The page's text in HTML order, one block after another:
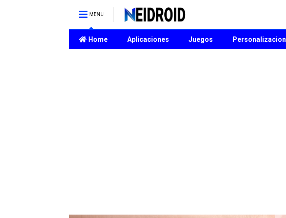
MENU
Home Aplicaciones Juegos Personalizacion